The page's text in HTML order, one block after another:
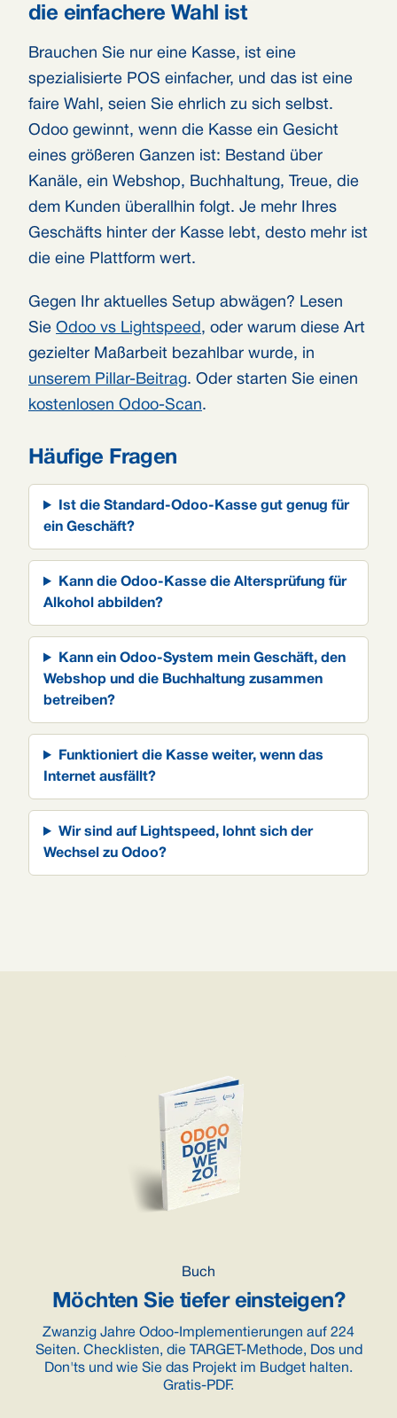
die einfachere Wahl ist
Brauchen Sie nur eine Kasse, ist eine
spezialisierte POS einfacher, und das ist eine
faire Wahl, seien Sie ehrlich zu sich selbst.
Odoo gewinnt, wenn die Kasse ein Gesicht
eines größeren Ganzen ist: Bestand über
Kanäle, ein Webshop, Buchhaltung, Treue, die
dem Kunden überallhin folgt. Je mehr Ihres
Geschäfts hinter der Kasse lebt, desto mehr ist
die eine Plattform wert.
Gegen Ihr aktuelles Setup abwägen? Lesen
Sie Odoo vs Lightspeed , oder warum diese Art
gezielter Maßarbeit bezahlbar wurde, in
unserem Pillar-Beitrag. Oder starten Sie einen
kostenlosen Odoo-Scan.
Häufige Fragen
Ist die Standard-Odoo-Kasse gut genug für
ein Geschäft?
Kann die Odoo-Kasse die Altersprüfung für
Alkohol abbilden?
Kann ein Odoo-System mein Geschäft, den
Webshop und die Buchhaltung zusammen
betreiben?
Funktioniert die Kasse weiter, wenn das
Internet ausfällt?
Wir sind auf Lightspeed, lohnt sich der
Wechsel zu Odoo?
Buch
Möchten Sie tiefer einsteigen?
Zwanzig Jahre Odoo-Implementierungen auf 224
Seiten. Checklisten, die TARGET-Methode, Dos und
Don'ts und wie Sie das Projekt im Budget halten.
Gratis-PDF.